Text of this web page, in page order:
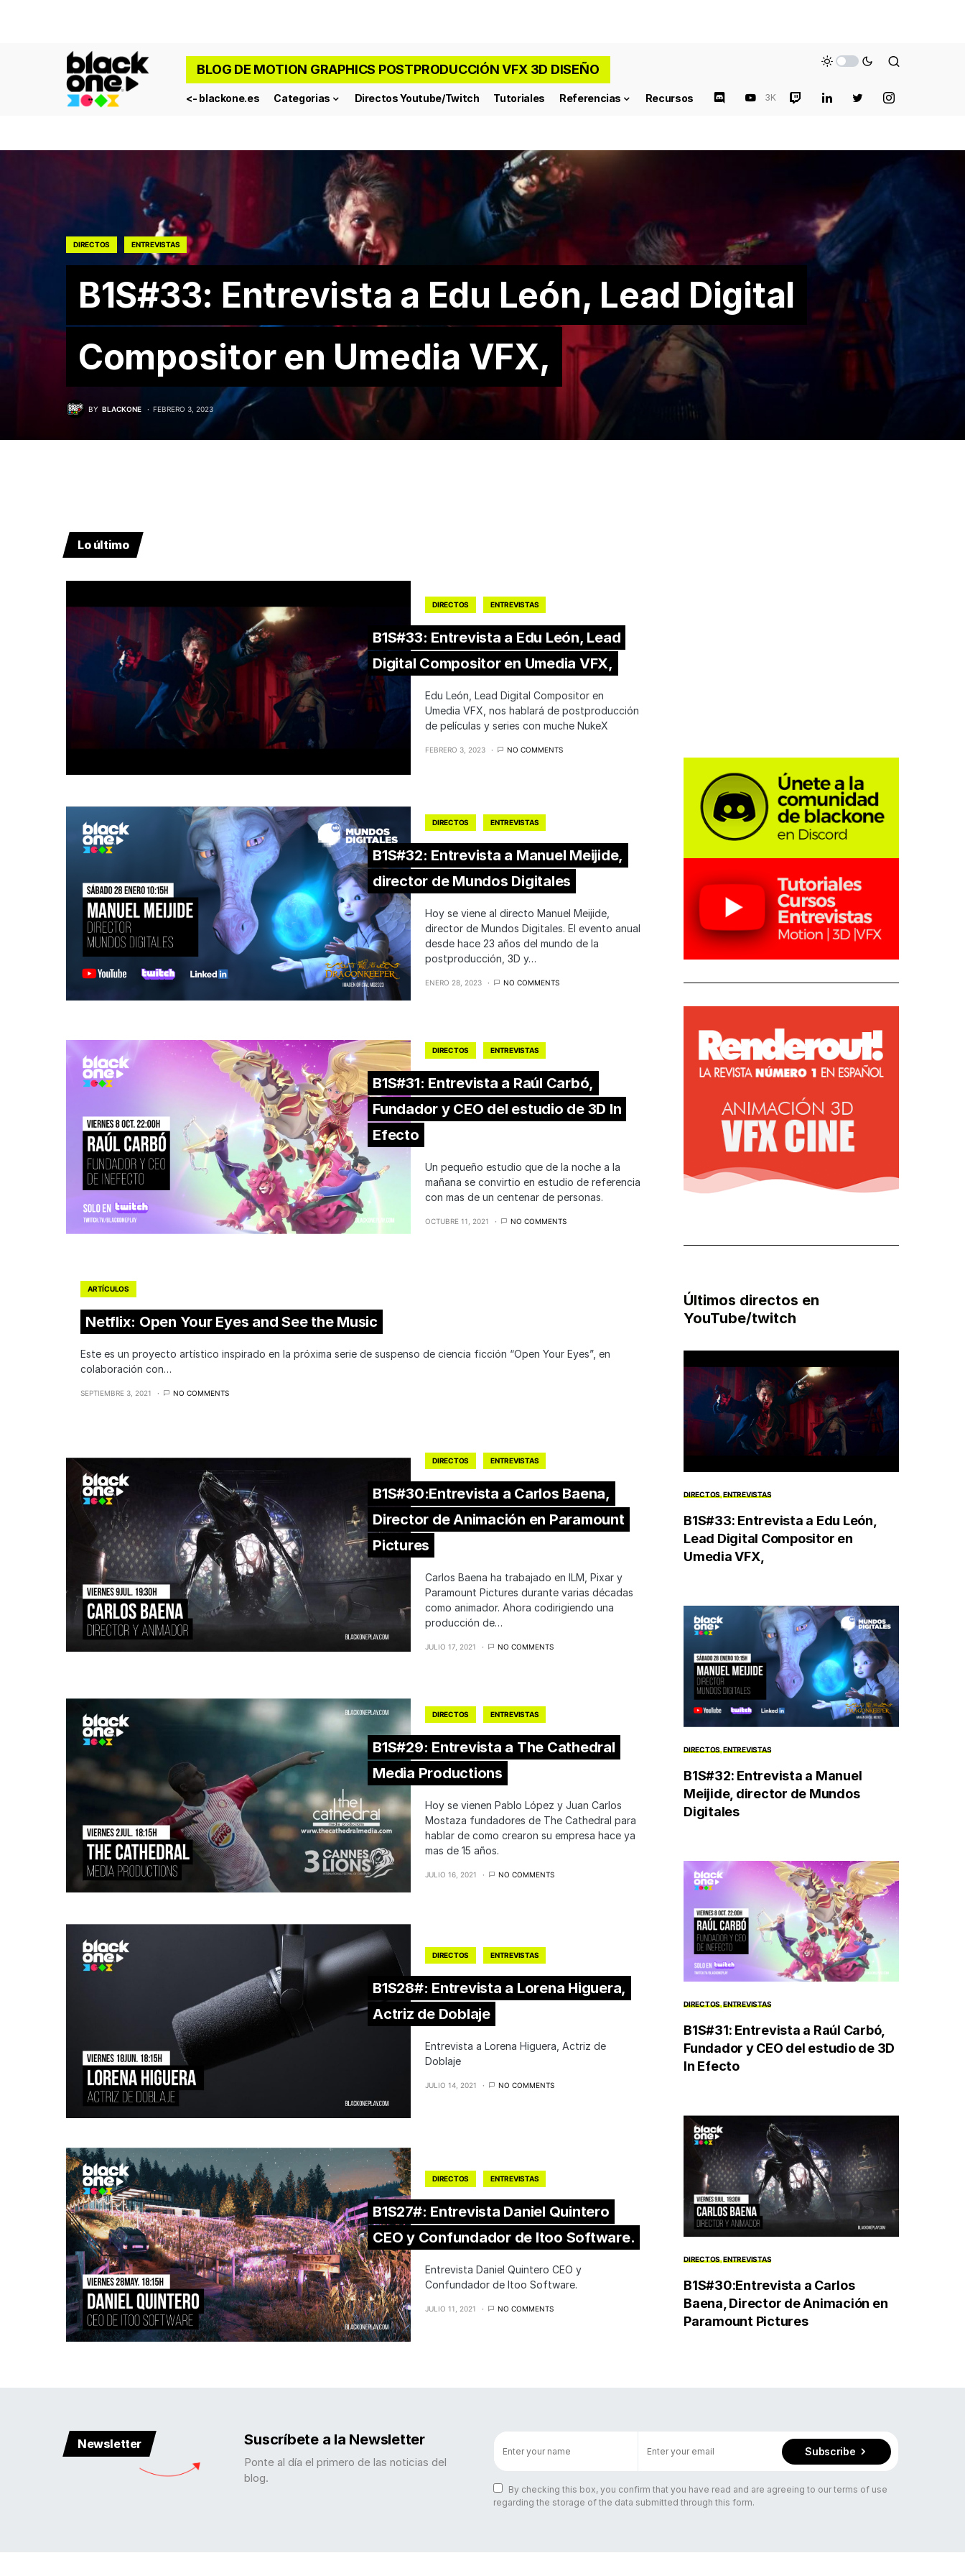
BLOG DE MOTION GRAPHICS POSTPRODUCCIÓN VFX 3D DISEÑO
<- blackone.es Categorias Directos Youtube/Twitch Tutoriales Referencias Recursos 3K
DIRECTOS ENTREVISTAS
B1S#33: Entrevista a Edu León, Lead Digital
Compositor en Umedia VFX,
BY BLACKONE FEBRERO 3, 2023
Lo último
DIRECTOS ENTREVISTAS
B1S#33: Entrevista a Edu León, Lead
Digital Compositor en Umedia VFX,
Edu León, Lead Digital Compositor en
Umedia VFX, nos hablará de postproducción
de películas y series con muche NukeX
FEBRERO 3, 2023 NO COMMENTS
DIRECTOS ENTREVISTAS
B1S#32: Entrevista a Manuel Meijide,
director de Mundos Digitales
Hoy se viene al directo Manuel Meijide,
director de Mundos Digitales. El evento anual
desde hace 23 años del mundo de la
postproducción, 3D y…
ENERO 28, 2023 NO COMMENTS
DIRECTOS ENTREVISTAS
B1S#31: Entrevista a Raúl Carbó,
Fundador y CEO del estudio de 3D In
Efecto
Un pequeño estudio que de la noche a la
mañana se convirtio en estudio de referencia
con mas de un centenar de personas.
OCTUBRE 11, 2021 NO COMMENTS
ARTÍCULOS
Netflix: Open Your Eyes and See the Music
Este es un proyecto artístico inspirado en la próxima serie de suspenso de ciencia ficción “Open Your Eyes”, en
colaboración con…
SEPTIEMBRE 3, 2021 NO COMMENTS
DIRECTOS ENTREVISTAS
B1S#30:Entrevista a Carlos Baena,
Director de Animación en Paramount
Pictures
Carlos Baena ha trabajado en ILM, Pixar y
Paramount Pictures durante varias décadas
como animador. Ahora codirigiendo una
producción de…
JULIO 17, 2021 NO COMMENTS
DIRECTOS ENTREVISTAS
B1S#29: Entrevista a The Cathedral
Media Productions
Hoy se vienen Pablo López y Juan Carlos
Mostaza fundadores de The Cathedral para
hablar de como crearon su empresa hace ya
mas de 15 años.
JULIO 16, 2021 NO COMMENTS
DIRECTOS ENTREVISTAS
B1S28#: Entrevista a Lorena Higuera,
Actriz de Doblaje
Entrevista a Lorena Higuera, Actriz de
Doblaje
JULIO 14, 2021 NO COMMENTS
DIRECTOS ENTREVISTAS
B1S27#: Entrevista Daniel Quintero
CEO y Confundador de Itoo Software.
Entrevista Daniel Quintero CEO y
Confundador de Itoo Software.
JULIO 11, 2021 NO COMMENTS
Últimos directos en
YouTube/twitch
DIRECTOS ENTREVISTAS
B1S#33: Entrevista a Edu León,
Lead Digital Compositor en
Umedia VFX,
DIRECTOS ENTREVISTAS
B1S#32: Entrevista a Manuel
Meijide, director de Mundos
Digitales
DIRECTOS ENTREVISTAS
B1S#31: Entrevista a Raúl Carbó,
Fundador y CEO del estudio de 3D
In Efecto
DIRECTOS ENTREVISTAS
B1S#30:Entrevista a Carlos
Baena, Director de Animación en
Paramount Pictures
Newsletter Suscríbete a la Newsletter
Ponte al día el primero de las noticias del
blog.
Subscribe
By checking this box, you confirm that you have read and are agreeing to our terms of use
regarding the storage of the data submitted through this form.